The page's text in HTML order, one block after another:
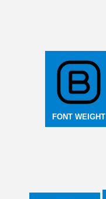
FONT WEIGHT